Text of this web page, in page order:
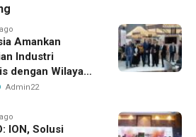
Amankan
Industri
dengan Wilayah
Rusia untuk
Admin22
ION, Solusi